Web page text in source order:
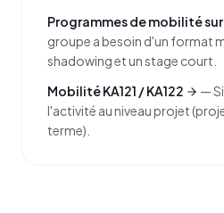
Programmes de mobilité
groupe a besoin d'un format
shadowing et un stage court.
Mobilité KA121 / KA122
—
l'activité au niveau projet
terme).